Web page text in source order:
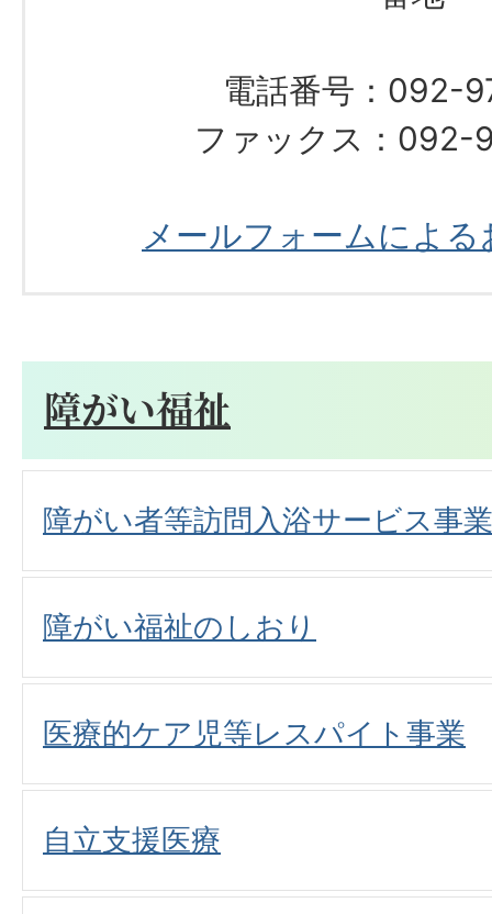
電話番号：092-
ファックス：092-
メールフォームによ
障がい福祉
障がい者等訪問入浴サービス事業
障がい福祉のしおり
医療的ケア児等レスパイト事業
自立支援医療